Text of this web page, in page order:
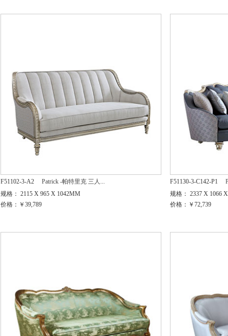
F51102-3-A2
Patrick -帕特里克 三人...
规格： 2115 X 965 X 1042MM
价格：￥39,789
F51130-3-C142-P1
规格： 2337 X 1066
价格：￥72,739